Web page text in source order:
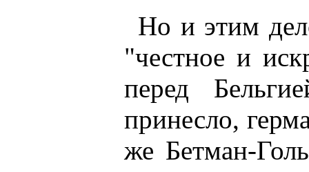
Но и этим
"честное и
перед
принесло,
же Бетман-